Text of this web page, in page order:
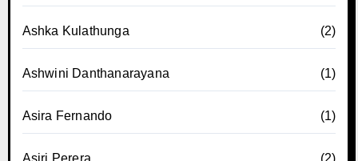
Ashka Kulathunga (2)
Ashwini Danthanarayana (1)
Asira Fernando (1)
Asiri Perera (2)